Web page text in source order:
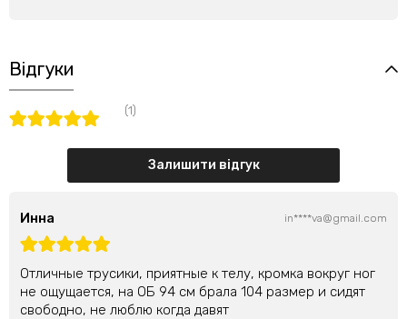
Відгуки
(1)
Залишити відгук
Инна in****va@gmail.com
Отличные трусики, приятные к телу, кромка вокруг ног
не ощущается, на ОБ 94 см брала 104 размер и сидят
свободно, не люблю когда давят